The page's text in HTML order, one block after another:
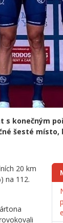
konečným
šesté
20 km
na 112.